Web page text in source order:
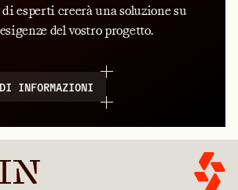
esperti creerà una soluzione su
del vostro progetto.
INFORMAZIONI